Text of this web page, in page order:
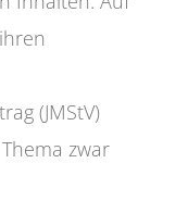
(JMStV)
zwar